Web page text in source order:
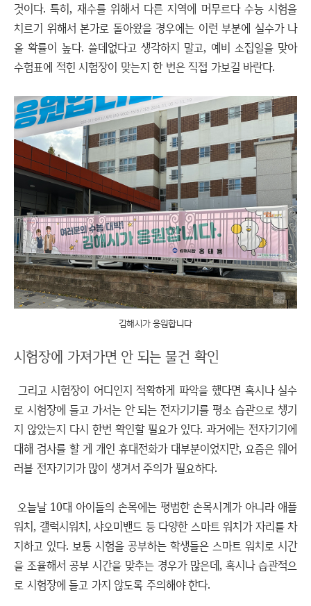
것이다. 특히, 재수를 위해서 다른 지역에 머무르다 수능 시험을
치르기 위해서 본가로 돌아왔을 경우에는 이런 부분에 실수가 나
올 확률이 높다. 쓸데없다고 생각하지 말고, 예비 소집일을 맞아
수험표에 적힌 시험장이 맞는지 한 번은 직접 가보길 바란다.
김해시가 응원합니다
시험장에 가져가면 안 되는 물건 확인
그리고 시험장이 어디인지 적확하게 파악을 했다면 혹시나 실수
로 시험장에 들고 가서는 안 되는 전자기기를 평소 습관으로 챙기
지 않았는지 다시 한번 확인할 필요가 있다. 과거에는 전자기기에
대해 검사를 할 게 개인 휴대전화가 대부분이었지만, 요즘은 웨어
러블 전자기기가 많이 생겨서 주의가 필요하다.
오늘날 10대 아이들의 손목에는 평범한 손목시계가 아니라 애플
워치, 갤럭시워치, 샤오미밴드 등 다양한 스마트 워치가 자리를 차
지하고 있다. 보통 시험을 공부하는 학생들은 스마트 워치로 시간
을 조율해서 공부 시간을 맞추는 경우가 많은데, 혹시나 습관적으
로 시험장에 들고 가지 않도록 주의해야 한다.